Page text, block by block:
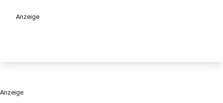
Anzeige
Anzeige